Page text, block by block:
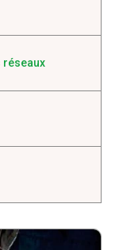
réseaux